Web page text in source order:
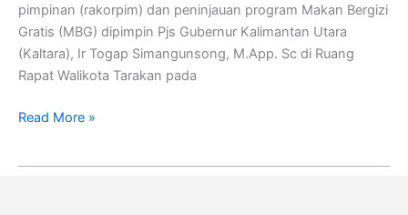
pimpinan (rakorpim) dan peninjauan program Makan Bergizi
Gratis (MBG) dipimpin Pjs Gubernur Kalimantan Utara
(Kaltara), Ir Togap Simangunsong, M.App. Sc di Ruang
Rapat Walikota Tarakan pada
Read More »